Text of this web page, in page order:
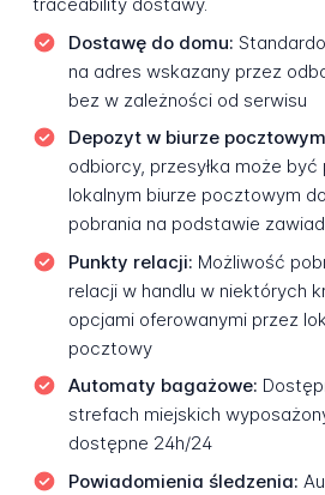
Dostawę do domu:
na adres wskazany przez
bez w zależności od serwisu
Depozyt w biurze
odbiorcy, przesyłka może
lokalnym biurze pocztowym
pobrania na podstawie
Punkty relacji: Możliwość
relacji w handlu w niektórych
opcjami oferowanymi przez
pocztowy
Automaty bagażowe:
strefach miejskich
dostępne 24h/24
Powiadomienia śledzenia: